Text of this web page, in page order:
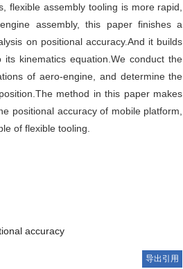
flexible assembly tooling is more rapid,
assembly, this paper finishes a
on positional accuracy.And it builds
kinematics equation.We conduct the
of aero-engine, and determine the
method in this paper makes
positional accuracy of mobile platform,
of flexible tooling.
accuracy
导出引用